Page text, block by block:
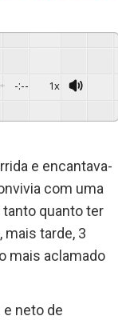
-:-- 1x
e encantava-
com uma
tanto quanto ter
mais tarde, 3
mais aclamado
neto de